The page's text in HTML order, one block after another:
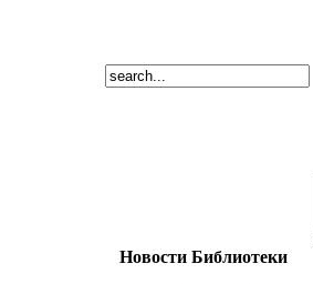
Новости Библиотеки